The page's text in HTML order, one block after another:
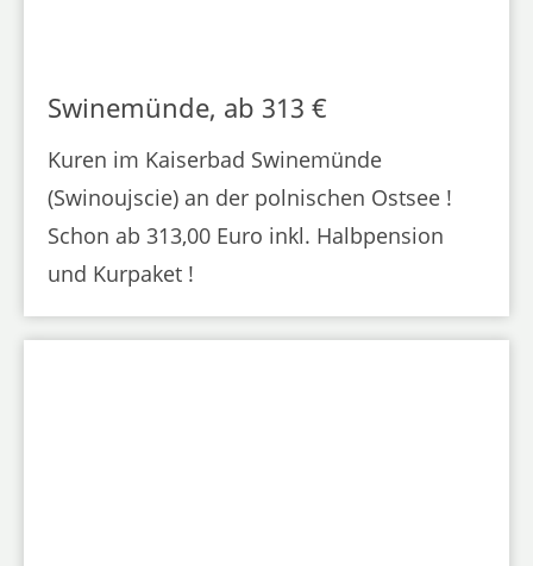
Swinemünde, ab 313 €
Kuren im Kaiserbad Swinemünde
(Swinoujscie) an der polnischen Ostsee !
Schon ab 313,00 Euro inkl. Halbpension
und Kurpaket !